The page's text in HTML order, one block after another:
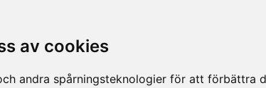
av cookies
andra spårningsteknologier för att förbättra